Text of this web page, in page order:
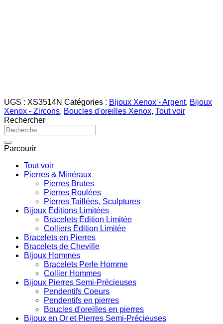
UGS : XS3514N Catégories : Bijoux Xenox - Argent, Bijoux
Xenox - Zircons, Boucles d'oreilles Xenox, Tout voir
Rechercher
Recherche
pour :
Parcourir
Tout voir
Pierres & Minéraux
Pierres Brutes
Pierres Roulées
Pierres Taillées, Sculptures
Bijoux Éditions Limitées
Bracelets Édition Limitée
Colliers Édition Limitée
Bracelets en Pierres
Bracelets de Cheville
Bijoux Hommes
Bracelets Perle Homme
Collier Hommes
Bijoux Pierres Semi-Précieuses
Pendentifs Coeurs
Pendentifs en pierres
Boucles d'oreilles en pierres
Bijoux en Or et Pierres Semi-Précieuses